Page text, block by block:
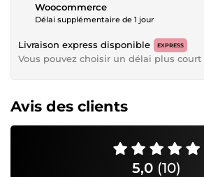
Woocommerce
Délai supplémentaire de 1 jour
Livraison express disponible EXPRESS
Vous pouvez choisir un délai plus
Avis des clients
5,0 (10)